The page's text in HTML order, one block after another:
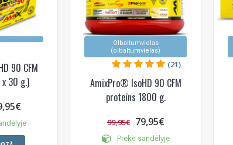
90 CFM
30 g.)
Olbaltumvielas
(olbaltumvielas)
AmixPro® IsoHD 90 CFM
proteīns 1800 g.
(21)
99,95€ 79,95€
Prekė sandėlyje